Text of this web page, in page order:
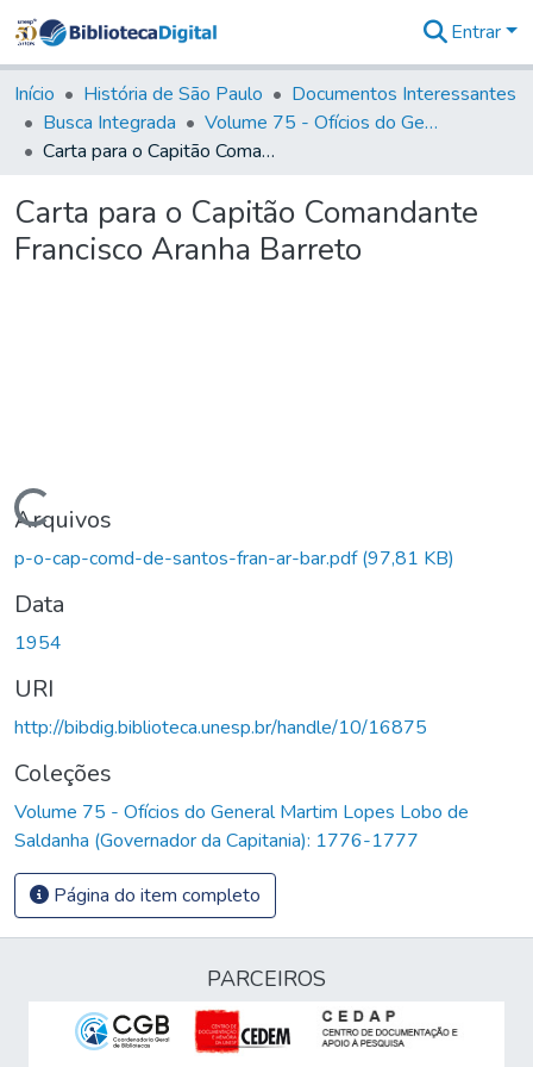
&
Coleções
Tudo na
Biblioteca
Estatísticas
Entrar
Início História de São Paulo
Documentos Interessantes
Busca Integrada
Volume 75 - Ofícios do General Martim Lopes Lobo de Saldanha (Governador da Capitania): 1776-1777
Carta para o Capitão Comandante Francisco Aranha Barreto
Carta para o Capitão Comandante
Francisco Aranha Barreto
Carregando...
Arquivos
p-o-cap-comd-de-santos-fran-ar-bar.pdf(97,81 KB)
Data
1954
URI
http://bibdig.biblioteca.unesp.br/handle/10/16875
Coleções
Volume 75 - Ofícios do General Martim Lopes Lobo de
Saldanha (Governador da Capitania): 1776-1777
Página do item completo
PARCEIROS